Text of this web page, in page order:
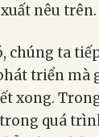
nêu trên.
chúng ta
triển mà
xong.
quá